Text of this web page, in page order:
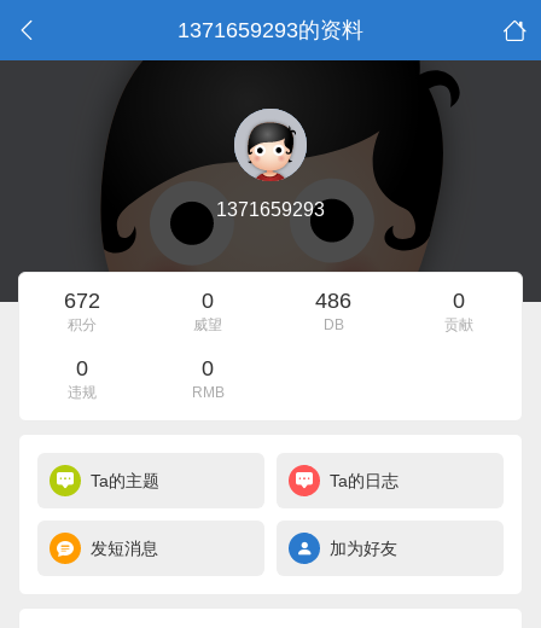
1371659293的资料
1371659293
672
积分
0
威望
486
DB
0
贡献
0
违规
0
RMB
Ta的主题 Ta的日志
发短消息 加为好友